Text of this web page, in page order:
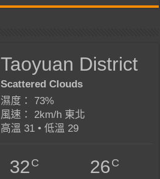
Taoyuan District
Scattered Clouds
濕度： 73%
風速： 2km/h 東北
高溫 31 • 低溫 29
32C 26C